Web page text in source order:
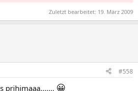
Zuletzt bearbeitet: 19. März 2009
#558
prihimaaa....... 😀